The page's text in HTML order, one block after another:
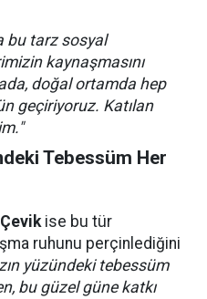
bu tarz sosyal
kaynaşmasını
doğal ortamda hep
geçiriyoruz. Katılan
Tebessüm Her
ise bu tür
ruhunu perçinlediğini
yüzündeki tebessüm
bu güzel güne katkı